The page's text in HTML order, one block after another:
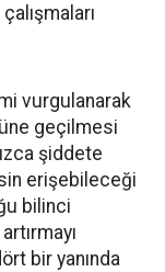
vurgulanarak
geçilmesi
şiddete
erişebileceği
bilinci
bir yanında